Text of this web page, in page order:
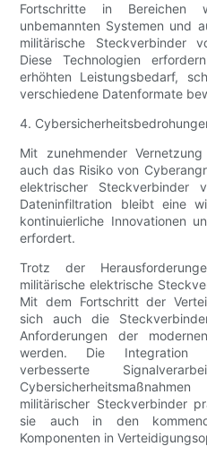
Fortschritte in Bereichen
unbemannten Systemen und
militärische Steckverbinder
Diese Technologien
erhöhten Leistungsbedarf,
verschiedene Datenformate
4.
Mit zunehmender
auch das Risiko von
elektrischer Steckverbinder
Dateninfiltration bleibt eine
kontinuierliche Innovationen
erfordert.
Trotz der
militärische elektrische
Mit dem Fortschritt der
sich auch die
Anforderungen der
werden. Die Integration
verbesserte
militärischer Steckverbinder
sie auch in den
Komponenten in